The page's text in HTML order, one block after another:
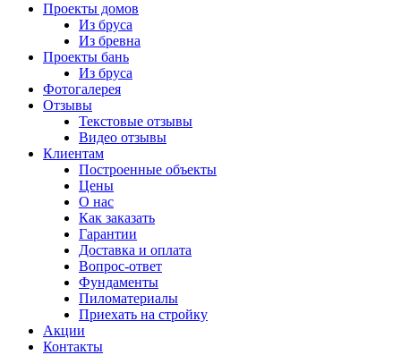
Проекты домов
Из бруса
Из бревна
Проекты бань
Из бруса
Фотогалерея
Отзывы
Текстовые отзывы
Видео отзывы
Клиентам
Построенные объекты
Цены
О нас
Как заказать
Гарантии
Доставка и оплата
Вопрос-ответ
Фундаменты
Пиломатериалы
Приехать на стройку
Акции
Контакты